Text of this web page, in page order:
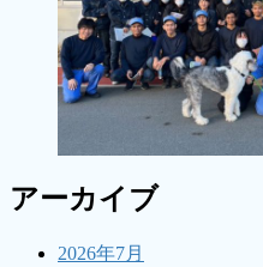
アーカイブ
2026年7月